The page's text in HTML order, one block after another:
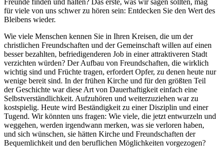
Freunde finden und halten? Das erste, was wir sagen sollten, mag
für viele von uns schwer zu hören sein: Entdecken Sie den Wert des
Bleibens wieder.
Wie viele Menschen kennen Sie in Ihren Kreisen, die um der
christlichen Freundschaften und der Gemeinschaft willen auf einen
besser bezahlten, befriedigenderen Job in einer attraktiveren Stadt
verzichten würden? Der Aufbau von Freundschaften, die wirklich
wichtig sind und Früchte tragen, erfordert Opfer, zu denen heute nur
wenige bereit sind. In der frühen Kirche und für den größten Teil
der Geschichte war diese Art von Dauerhaftigkeit einfach eine
Selbstverständlichkeit. Aufzuhören und weiterzuziehen war zu
kostspielig. Heute wird Beständigkeit zu einer Disziplin und einer
Tugend. Wir könnten uns fragen: Wie viele, die jetzt entwurzeln und
weggehen, werden irgendwann merken, was sie verloren haben,
und sich wünschen, sie hätten Kirche und Freundschaften der
Bequemlichkeit und den beruflichen Möglichkeiten vorgezogen?